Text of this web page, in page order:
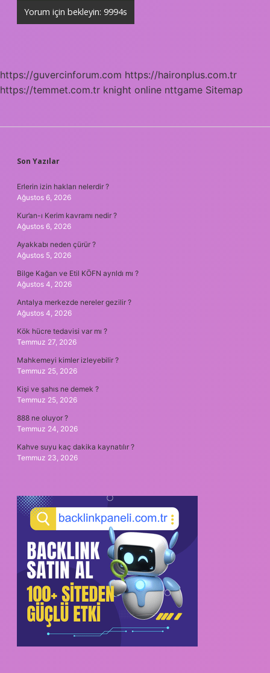
https://guvercinforum.com https://haironplus.com.tr
https://temmet.com.tr knight online nttgame Sitemap
SIDEBAR
Son Yazılar
Erlerin izin hakları nelerdir ?
Ağustos 6, 2026
Kur’an-ı Kerim kavramı nedir ?
Ağustos 6, 2026
Ayakkabı neden çürür ?
Ağustos 5, 2026
Bilge Kağan ve Etil KÖFN ayrıldı mı ?
Ağustos 4, 2026
Antalya merkezde nereler gezilir ?
Ağustos 4, 2026
Kök hücre tedavisi var mı ?
Temmuz 27, 2026
Mahkemeyi kimler izleyebilir ?
Temmuz 25, 2026
Kişi ve şahıs ne demek ?
Temmuz 25, 2026
888 ne oluyor ?
Temmuz 24, 2026
Kahve suyu kaç dakika kaynatılır ?
Temmuz 23, 2026